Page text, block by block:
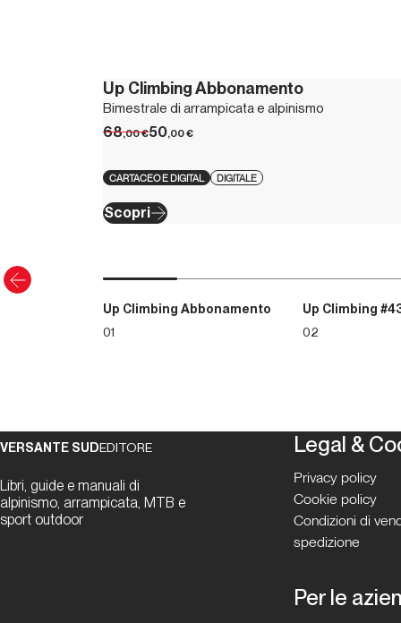
Up Climbing Abbonamento
Bimestrale di arrampicata e alpinismo
68,00€50,00€
CARTACEO E DIGITAL DIGITALE
Scopri
Up Climbing Abbonamento
01
Up Climbing
02
VERSANTE SUDEDITORE
Libri, guide e manuali di
alpinismo, arrampicata, MTB e
sport outdoor
Legal &
Privacy policy
Cookie policy
Condizioni di
spedizione
Per le